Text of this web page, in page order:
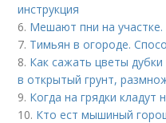
инструкция
6. Мешают пни на участке.
7. Тимьян в огороде.
8. Как сажать цветы
в открытый грунт,
9. Когда на грядки кладут
10. Кто ест мышиный